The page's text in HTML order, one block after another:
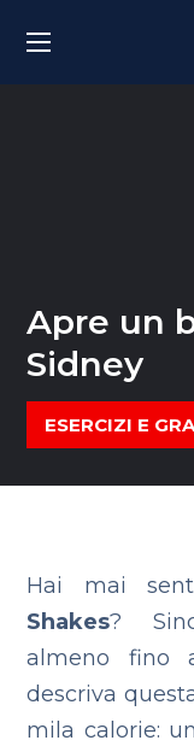
Apre un
Sidney
ESERCIZI E
Hai mai
Shakes?
almeno fino
descriva
mila calorie: